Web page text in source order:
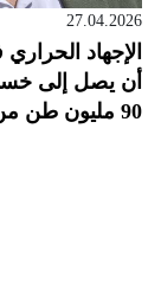
27.04.2026
90 مليون طن من الحليب سنويًا